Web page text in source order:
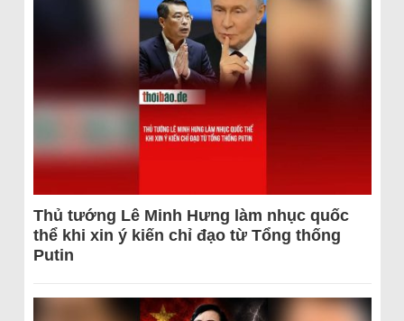
Thủ tướng Lê Minh Hưng làm nhục quốc
thể khi xin ý kiến chỉ đạo từ Tổng thống
Putin